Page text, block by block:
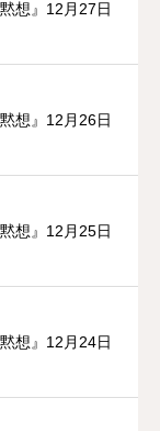
想』12月27日
想』12月26日
想』12月25日
想』12月24日